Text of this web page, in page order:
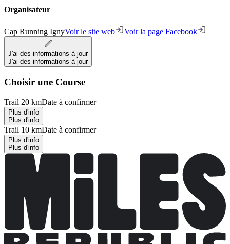
Organisateur
Cap Running IgnyVoir le site web Voir la page Facebook
J'ai des informations à jour
J'ai des informations à jour
Choisir une Course
Trail 20 kmDate à confirmer
Plus d'info
Plus d'info
Trail 10 kmDate à confirmer
Plus d'info
Plus d'info